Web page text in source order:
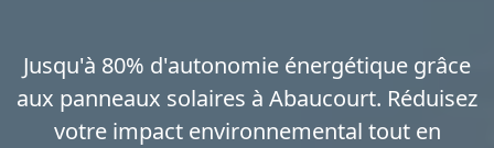
Jusqu'à 80% d'autonomie énergétique grâce
aux panneaux solaires à Abaucourt. Réduisez
votre impact environnemental tout en